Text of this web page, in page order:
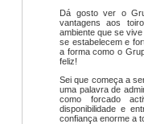
Dá gosto ver o
vantagens aos
ambiente que se
se estabelecem e
a forma como o
feliz!
Sei que começa a
uma palavra de
como forcado
disponibilidade e
confiança enorme a